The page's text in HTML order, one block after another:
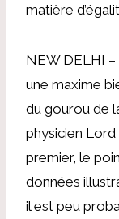
matière
NEW DELHI –
une maxime
du gourou de
physicien Lord
premier, le
données
il est peu